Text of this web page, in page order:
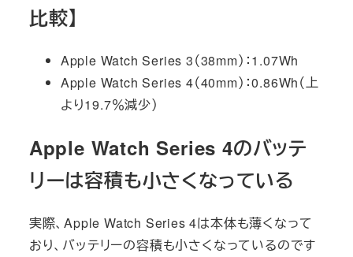
比較】
Apple Watch Series 3（38mm）：1.07Wh
Apple Watch Series 4（40mm）：0.86Wh（上
より19.7％減少）
Apple Watch Series 4のバッテ
リーは容積も小さくなっている
実際、Apple Watch Series 4は本体も薄くなって
おり、バッテリーの容積も小さくなっているのです